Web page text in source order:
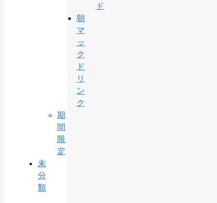
ド
朝
マ
ッ
ク
ド
リ
ン
ク
期
間
限
定
未
分
類